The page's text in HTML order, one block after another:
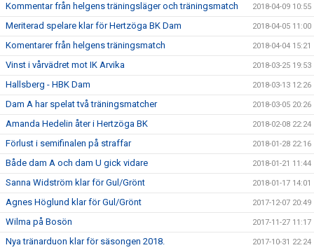
Kommentar från helgens träningsläger och träningsmatch 2018-04-09 10:55
Meriterad spelare klar för Hertzöga BK Dam 2018-04-05 11:00
Komentarer från helgens träningsmatch 2018-04-04 15:21
Vinst i vårvädret mot IK Arvika 2018-03-25 19:53
Hallsberg - HBK Dam 2018-03-13 12:26
Dam A har spelat två träningsmatcher 2018-03-05 20:26
Amanda Hedelin åter i Hertzöga BK 2018-02-08 22:24
Förlust i semifinalen på straffar 2018-01-28 22:16
Både dam A och dam U gick vidare 2018-01-21 11:44
Sanna Widström klar för Gul/Grönt 2018-01-17 14:01
Agnes Höglund klar för Gul/Grönt 2017-12-07 20:49
Wilma på Bosön 2017-11-27 11:17
Nya tränarduon klar för säsongen 2018. 2017-10-31 22:24